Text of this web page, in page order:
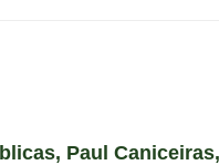
, Paul Caniceiras,